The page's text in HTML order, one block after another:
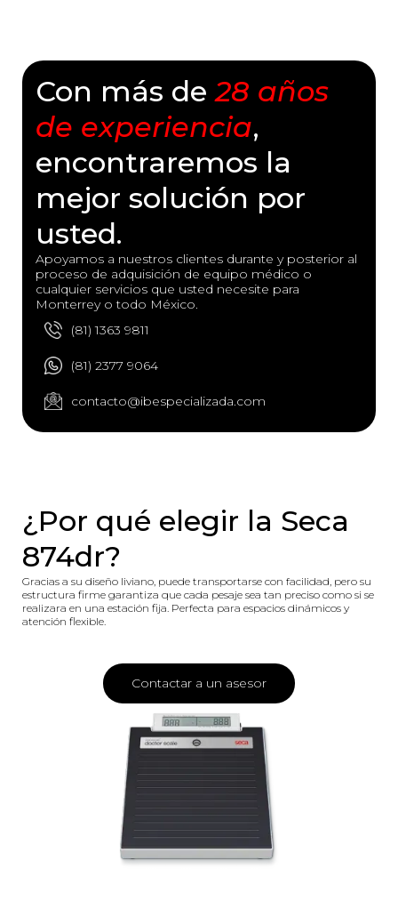
Con más de28 años
de experiencia,
encontraremos la
mejor solución por
usted.
Apoyamos a nuestros clientes durante y posterior al
proceso de adquisición de equipo médico o
cualquier servicios que usted necesite para
Monterrey o todo México.
(81) 1363 9811
(81) 2377 9064
contacto@ibespecializada.com
¿Por qué elegir la Seca
874dr?
Gracias a su diseño liviano, puede transportarse con facilidad, pero su
estructura firme garantiza que cada pesaje sea tan preciso como si se
realizara en una estación fija. Perfecta para espacios dinámicos y
atención flexible.
Contactar a un asesor